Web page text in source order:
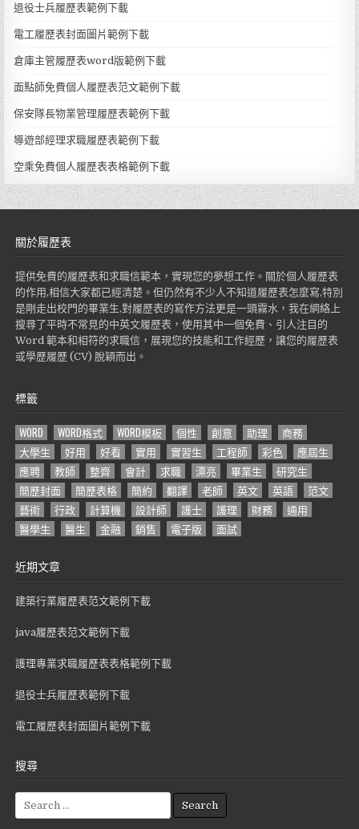
退役士兵履歷表範例下載
電工履歷表封面圖片範例下載
倉庫主管履歷表word版範例下載
面點師免費個人履歷表范文範例下載
保安隊長物業管理履歷表範例下載
導遊部經理求職履歷表範例下載
空乘免費個人履歷表表格範例下載
關於履歷表
提供免費的履歷表和求職信範本，實現您的夢想工作。關於個人履歷表
的作用,相信大家都已經清楚。但仍然有不少人不知道履歷表怎麼寫,特別
是剛走出校門的畢業生,對履歷表的寫作方法更是一頭霧水，我在網絡上
搜尋了平時不常見的中英文履歷表，使用其中一個免費、引人注目的
Word 範本和相符的求職信，展現您的技能和工作經歷，讓您的履歷表
或學歷履歷 (CV) 脫穎而出。
標籤
WORD WORD格式 WORD模板 個性 創意 助理
商務
大學生
好用 好看 實用 實習生 工程師 彩色
應屆生
應聘
教師 整齊 會計 求職 漂亮 畢業生
研究生
簡歷封面
簡歷表格 簡約 翻譯 老師 英文 英語
范文
藝術
行政 計算機 設計師 護士 護理 財務
通用
醫學生
醫生 金融 銷售 電子版 面試
近期文章
建築行業履歷表范文範例下載
java履歷表范文範例下載
護理專業求職履歷表表格範例下載
退役士兵履歷表範例下載
電工履歷表封面圖片範例下載
搜尋
e